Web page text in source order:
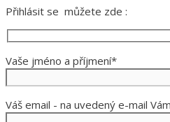
Přihlásit se můžete zde :
Vaše jméno a příjmení*
Váš email - na uvedený e-mail